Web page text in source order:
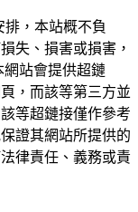
，本站概不負
失、損害或損害，
站會提供超鏈
，而該等第三方並
等超鏈接僅作參考
證其網站所提供的
律責任、義務或責